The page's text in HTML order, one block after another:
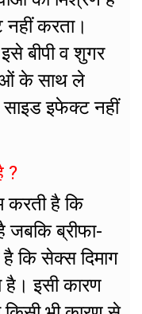
करता।
बीपी व शुगर
के साथ ले
इफेक्ट नहीं
?
करती है कि
जबकि ब्रीफा-
कि सेक्स दिमाग
है। इसी कारण